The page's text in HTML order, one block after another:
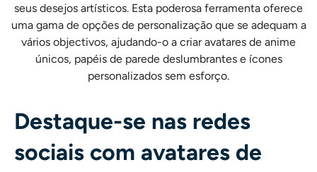
seus desejos artísticos. Esta poderosa ferramenta oferece
uma gama de opções de personalização que se adequam a
vários objectivos, ajudando-o a criar avatares de anime
únicos, papéis de parede deslumbrantes e ícones
personalizados sem esforço.
Destaque-se nas redes
sociais com avatares de